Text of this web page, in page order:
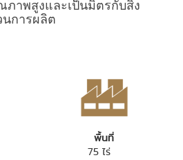
าพสูงและเป็นมิตรกับสิ่ง
การผลิต
พื้นที่
75 ไร่